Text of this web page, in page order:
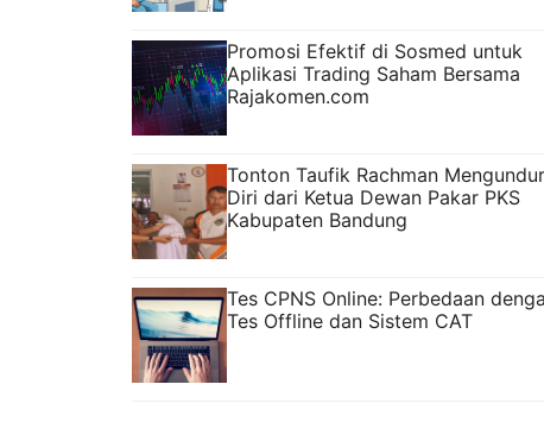
Promosi Efektif di Sosmed untuk
Aplikasi Trading Saham Bersama
Rajakomen.com
Tonton Taufik Rachman
Diri dari Ketua Dewan Pakar PKS
Kabupaten Bandung
Tes CPNS Online: Perbedaan
Tes Offline dan Sistem CAT